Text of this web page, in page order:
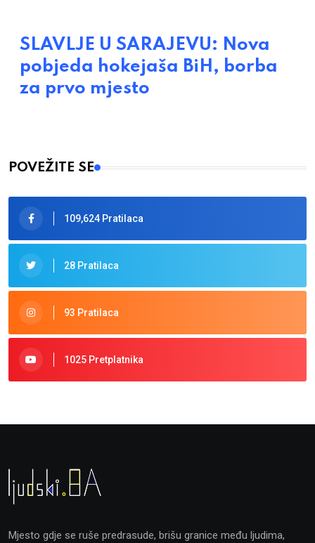
SLAVLJE U SARAJEVU: Nova
pobjeda hokejaša BiH, borba
za prvo mjesto
POVEŽITE SE
109,624 Pratilaca
28 Pratilaca
93 Pratilaca
1025 Pretplatnika
Mjesto gdje se ruše predrasude, brišu granice među ljudima,